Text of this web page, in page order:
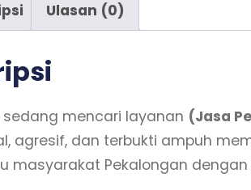
Ulasan (0)
sedang mencari layanan (Jasa
agresif, dan terbukti ampuh
masyarakat Pekalongan